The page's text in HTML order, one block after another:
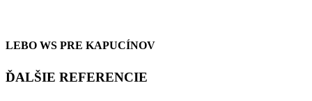
LEBO WS PRE KAPUCÍNOV
ĎALŠIE REFERENCIE